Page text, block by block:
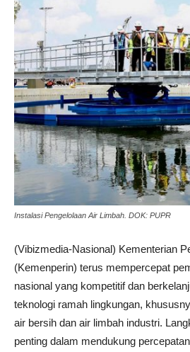
Instalasi Pengelolaan Air Limbah. DOK: PUPR
(Vibizmedia-Nasional) Kementerian
(Kemenperin) terus mempercepat
nasional yang kompetitif dan
teknologi ramah lingkungan,
air bersih dan air limbah industri.
penting dalam mendukung